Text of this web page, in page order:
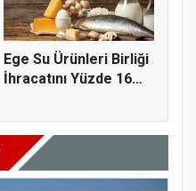
Ege Su Ürünleri Birliği
İhracatını Yüzde 16